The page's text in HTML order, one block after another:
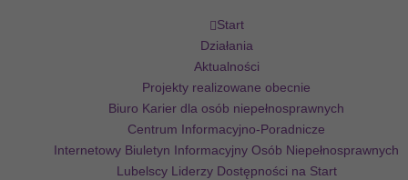
Start
Działania
Aktualności
Projekty realizowane obecnie
Biuro Karier dla osób niepełnosprawnych
Centrum Informacyjno-Poradnicze
Internetowy Biuletyn Informacyjny Osób Niepełnosprawnych
Lubelscy Liderzy Dostępności na Start